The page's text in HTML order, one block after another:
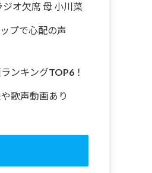
オ欠席 母 小川菜
プで心配の声
ンキングTOP6！
歌声動画あり